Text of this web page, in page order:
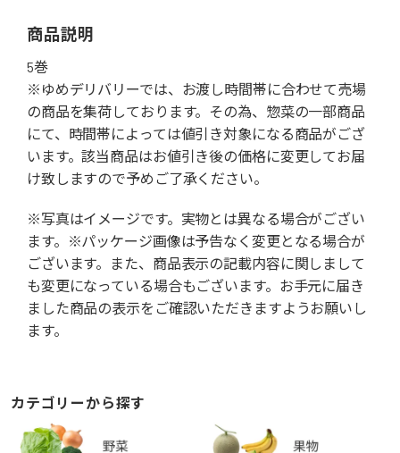
商品説明
5巻
※ゆめデリバリーでは、お渡し時間帯に合わせて売場
の商品を集荷しております。その為、惣菜の一部商品
にて、時間帯によっては値引き対象になる商品がござ
います。該当商品はお値引き後の価格に変更してお届
け致しますので予めご了承ください。
※写真はイメージです。実物とは異なる場合がござい
ます。※パッケージ画像は予告なく変更となる場合が
ございます。また、商品表示の記載内容に関しまして
も変更になっている場合もございます。お手元に届き
ました商品の表示をご確認いただきますようお願いし
ます。
カテゴリーから探す